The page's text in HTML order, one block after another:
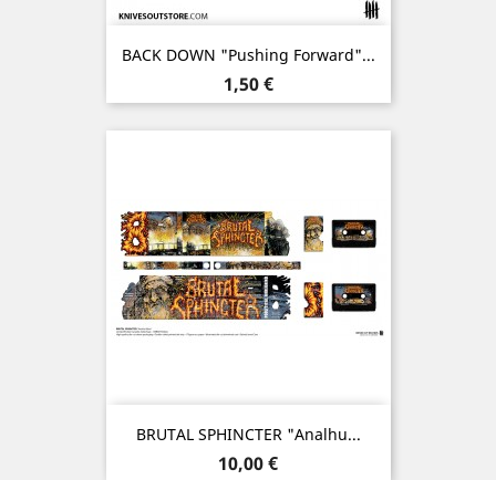
BACK DOWN "Pushing Forward"...
Prix
1,50 €
BRUTAL SPHINCTER "Analhu...
Prix
10,00 €